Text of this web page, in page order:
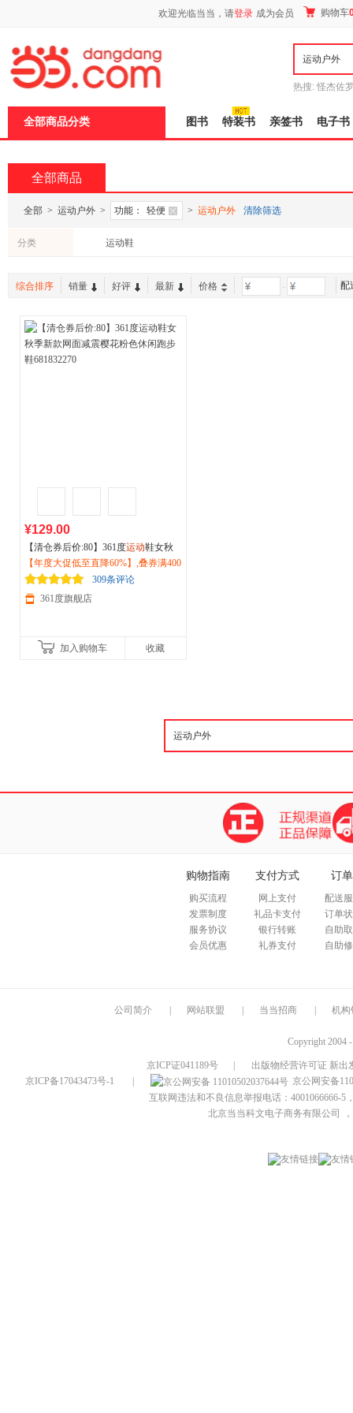
欢迎光临当当，请登录 成为会员 购物车
热搜: 怪杰佐
全部商品分类 图书 特装书 亲签书 电子书
全部商品
全部 > 运动户外 > 功能： 轻便 > 运动户外 清除筛选
分类 运动鞋
综合排序 销量 好评 最新 价格 - 配
¥129.00
【清仓券后价:80】361度运动鞋女秋
季新款网面减震樱花粉色休闲跑步鞋6
81832270
【年度大促低至直降60%】,叠券满400
减150/600减230,立即抢购！
309条评论
361度旗舰店
加入购物车 收藏
页
加
购物指南
购买流程
发票制度
服务协议
会员优惠
支付方式
网上支付
礼品卡支付
银行转账
礼券支付
订
配送
订单
自助
自助
公司简介 网站联盟 当当招商 机构
Copyright 2004
京ICP证041189号
出版物经营许可证 新出
京ICP备17043473号-1
京公网安备
互联网违法和不良信息举报电话：4001066666-5
北京当当科文电子商务有限公司